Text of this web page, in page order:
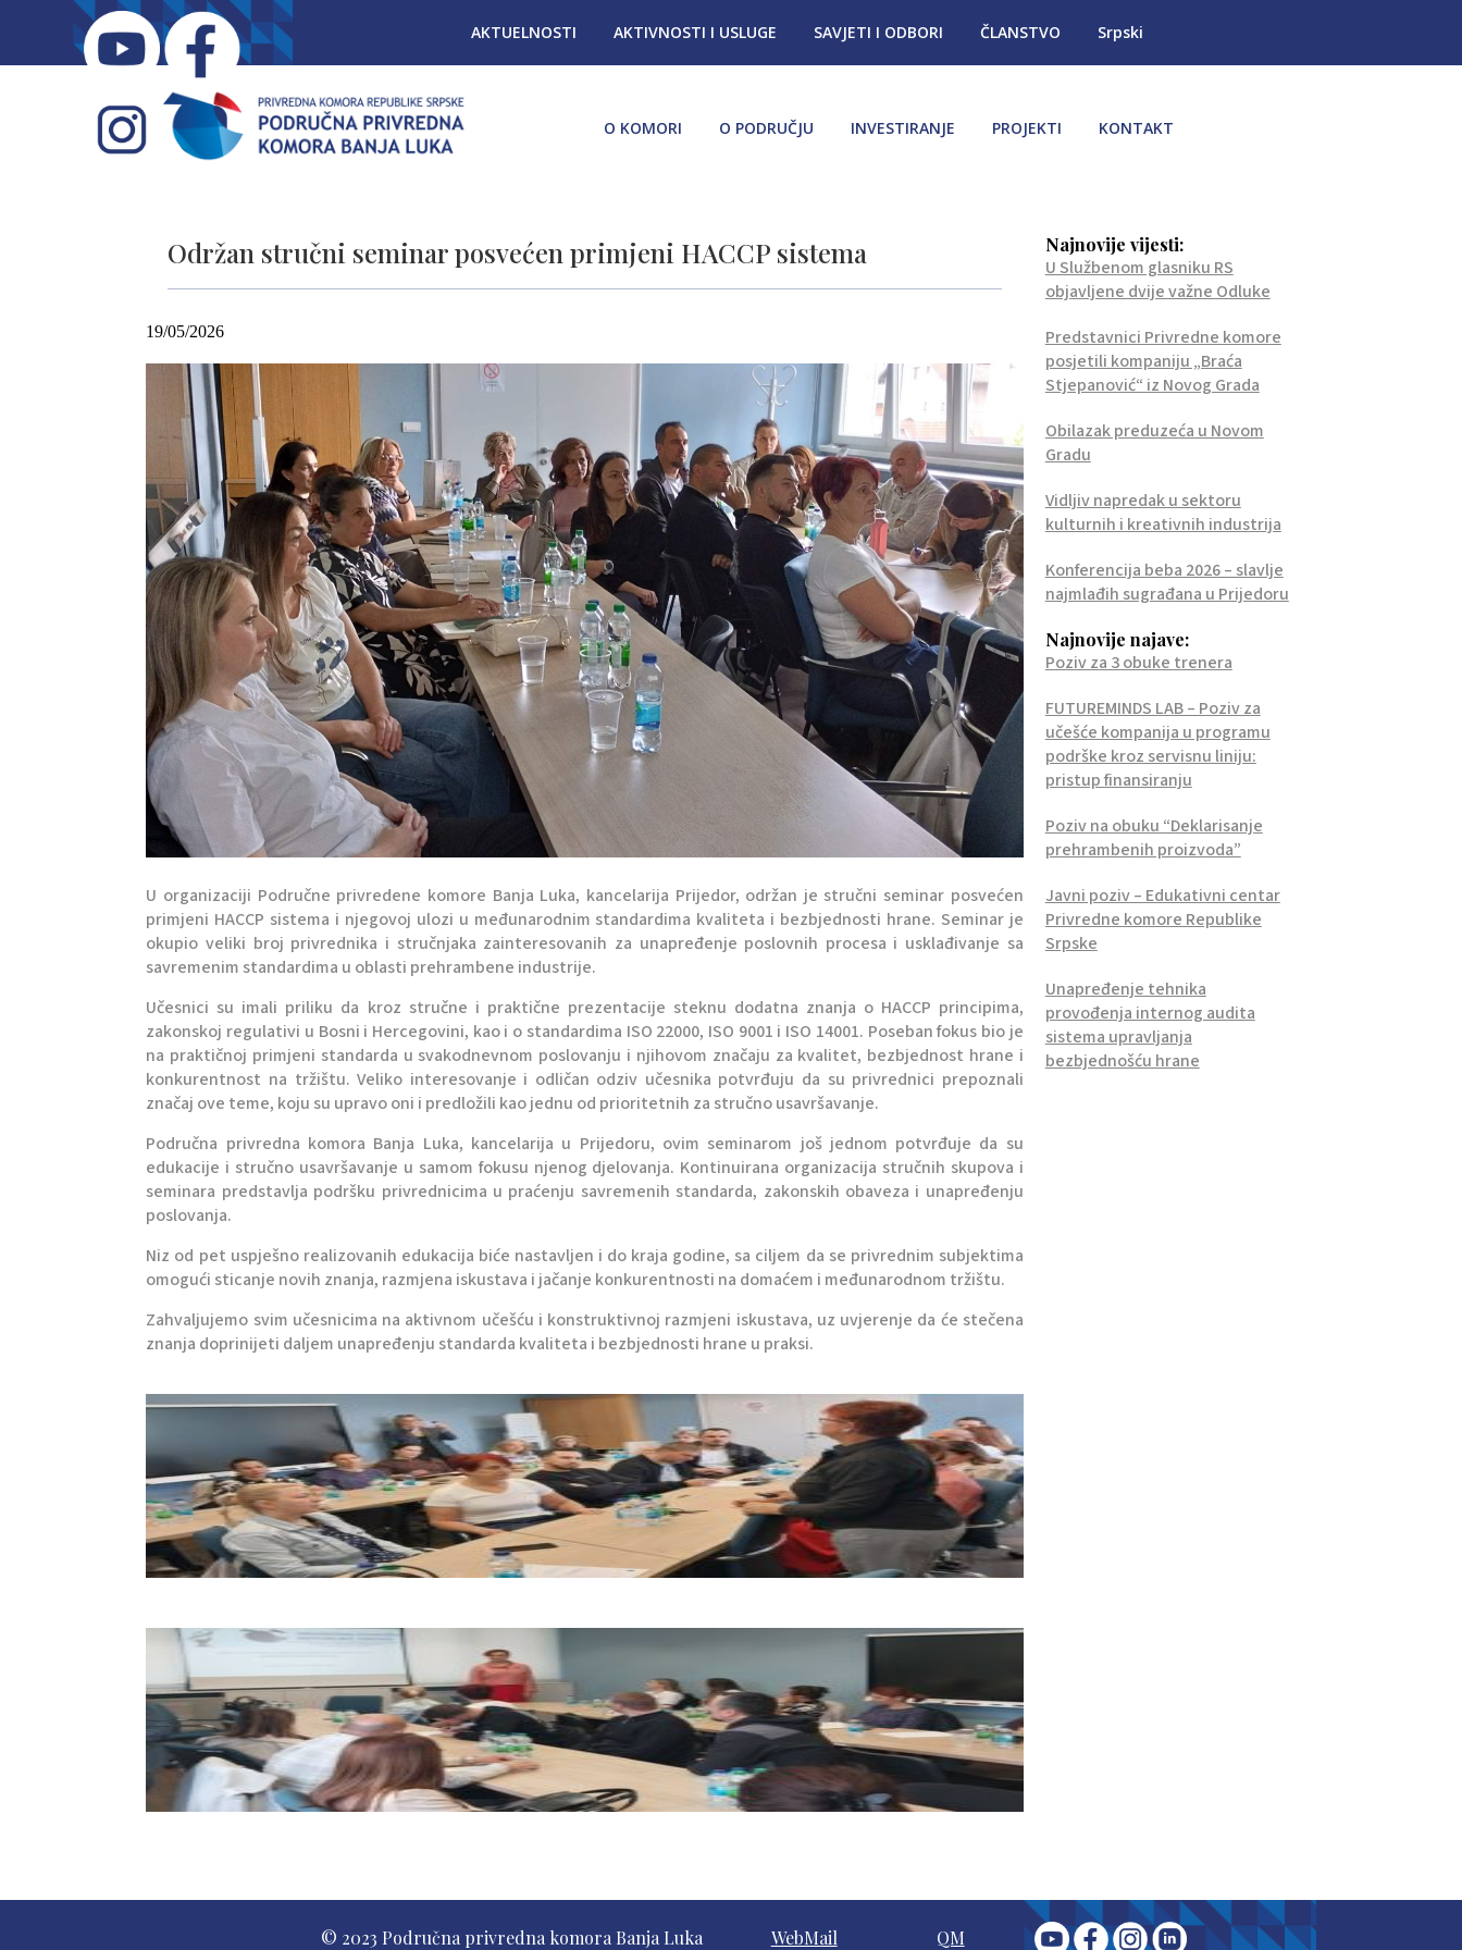
AKTUELNOSTI AKTIVNOSTI I USLUGE SAVJETI I ODBORI ČLANSTVO Srpski
O KOMORI O PODRUČJU INVESTIRANJE PROJEKTI KONTAKT
Održan stručni seminar posvećen primjeni HACCP sistema
19/05/2026
U organizaciji Područne privredene komore Banja Luka, kancelarija Prijedor, održan je stručni seminar posvećen
primjeni HACCP sistema i njegovoj ulozi u međunarodnim standardima kvaliteta i bezbjednosti hrane. Seminar je
okupio veliki broj privrednika i stručnjaka zainteresovanih za unapređenje poslovnih procesa i usklađivanje sa
savremenim standardima u oblasti prehrambene industrije.
Učesnici su imali priliku da kroz stručne i praktične prezentacije steknu dodatna znanja o HACCP principima,
zakonskoj regulativi u Bosni i Hercegovini, kao i o standardima ISO 22000, ISO 9001 i ISO 14001. Poseban fokus bio je
na praktičnoj primjeni standarda u svakodnevnom poslovanju i njihovom značaju za kvalitet, bezbjednost hrane i
konkurentnost na tržištu. Veliko interesovanje i odličan odziv učesnika potvrđuju da su privrednici prepoznali
značaj ove teme, koju su upravo oni i predložili kao jednu od prioritetnih za stručno usavršavanje.
Područna privredna komora Banja Luka, kancelarija u Prijedoru, ovim seminarom još jednom potvrđuje da su
edukacije i stručno usavršavanje u samom fokusu njenog djelovanja. Kontinuirana organizacija stručnih skupova i
seminara predstavlja podršku privrednicima u praćenju savremenih standarda, zakonskih obaveza i unapređenju
poslovanja.
Niz od pet uspješno realizovanih edukacija biće nastavljen i do kraja godine, sa ciljem da se privrednim subjektima
omogući sticanje novih znanja, razmjena iskustava i jačanje konkurentnosti na domaćem i međunarodnom tržištu.
Zahvaljujemo svim učesnicima na aktivnom učešću i konstruktivnoj razmjeni iskustava, uz uvjerenje da će stečena
znanja doprinijeti daljem unapređenju standarda kvaliteta i bezbjednosti hrane u praksi.
Najnovije vijesti:
U Službenom glasniku RS
objavljene dvije važne Odluke
Predstavnici Privredne komore
posjetili kompaniju „Braća
Stjepanović“ iz Novog Grada
Obilazak preduzeća u Novom
Gradu
Vidljiv napredak u sektoru
kulturnih i kreativnih industrija
Konferencija beba 2026 – slavlje
najmlađih sugrađana u Prijedoru
Najnovije najave:
Poziv za 3 obuke trenera
FUTUREMINDS LAB – Poziv za
učešće kompanija u programu
podrške kroz servisnu liniju:
pristup finansiranju
Poziv na obuku “Deklarisanje
prehrambenih proizvoda”
Javni poziv – Edukativni centar
Privredne komore Republike
Srpske
Unapređenje tehnika
provođenja internog audita
sistema upravljanja
bezbjednošću hrane
© 2023 Područna privredna komora Banja Luka WebMail QM